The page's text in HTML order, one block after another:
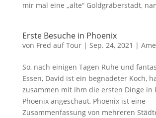
mir mal eine „alte“ Goldgräberstadt,
Erste Besuche in Phoenix
von Fred auf Tour| Sep. 24, 2021 |
So, nach einigen Tagen Ruhe und
Essen, David ist ein begnadeter Koch,
zusammen mit ihm die ersten Dinge in
Phoenix angeschaut, Phoenix ist eine
Zusammenfassung von mehreren